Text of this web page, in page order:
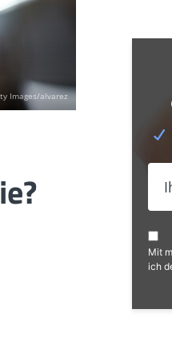
Images/alvarez
Mit
ich